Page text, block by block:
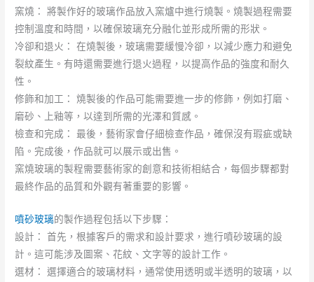
窯燒： 將製作好的玻璃作品放入窯爐中進行燒製。燒製過程需要
控制溫度和時間，以確保玻璃充分融化並形成所需的形狀。
冷卻和退火： 在燒製後，玻璃需要緩慢冷卻，以減少應力和避免
裂紋產生。有時還需要進行退火過程，以提高作品的強度和耐久
性。
修飾和加工： 燒製後的作品可能需要進一步的修飾，例如打磨、
磨砂、上釉等，以達到所需的光澤和質感。
檢查和完成： 最後，藝術家會仔細檢查作品，確保沒有瑕疵或缺
陷。完成後，作品就可以展示或出售。
窯燒玻璃的製程需要藝術家的創意和技術相結合，每個步驟都對
最終作品的品質和外觀有著重要的影響。
噴砂玻璃的製作過程包括以下步驟：
設計： 首先，根據客戶的需求和設計要求，進行噴砂玻璃的設
計。這可能涉及圖案、花紋、文字等的設計工作。
選材： 選擇適合的玻璃材料，通常使用透明或半透明的玻璃，以